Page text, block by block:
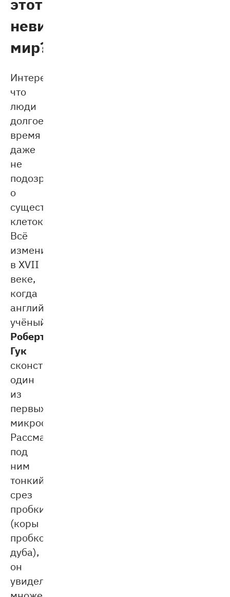
невидимый
мир?
Интересно,
что
люди
долгое
время
даже
не
подозревали
о
существовании
клеток.
Всё
изменилось
в XVII
веке,
когда
английский
учёный
Роберт
Гук
сконструировал
один
из
первых
микроскопов.
Рассматривая
под
ним
тонкий
срез
пробки
(коры
пробкового
дуба),
он
увидел